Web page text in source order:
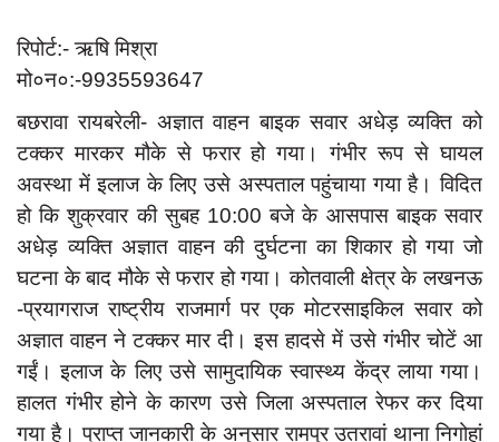
राजनीति
शिक्षा
स्वास्थ्य
साक्षात्कार
सामाजिक
खेल
latest
प्रशासनिक
दुर्घटना
editors-pick
रिपोर्ट:- ऋषि मिश्रा
मो०न०:-9935593647
बछरावा रायबरेली- अज्ञात वाहन बाइक सवार अधेड़ व्यक्ति को
टक्कर मारकर मौके से फरार हो गया। गंभीर रूप से घायल
अवस्था में इलाज के लिए उसे अस्पताल पहुंचाया गया है। विदित
हो कि शुक्रवार की सुबह 10:00 बजे के आसपास बाइक सवार
अधेड़ व्यक्ति अज्ञात वाहन की दुर्घटना का शिकार हो गया जो
घटना के बाद मौके से फरार हो गया। कोतवाली क्षेत्र के लखनऊ
-प्रयागराज राष्ट्रीय राजमार्ग पर एक मोटरसाइकिल सवार को
अज्ञात वाहन ने टक्कर मार दी। इस हादसे में उसे गंभीर चोटें आ
गईं। इलाज के लिए उसे सामुदायिक स्वास्थ्य केंद्र लाया गया।
हालत गंभीर होने के कारण उसे जिला अस्पताल रेफर कर दिया
गया है। प्राप्त जानकारी के अनुसार रामपुर उतरावां थाना निगोहां